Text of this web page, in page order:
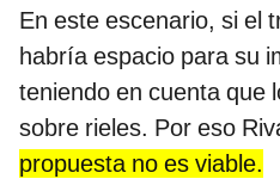
En este escenario, si el
habría espacio para su
teniendo en cuenta que
sobre rieles. Por eso
propuesta no es viable.